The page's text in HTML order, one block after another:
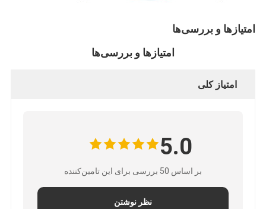
درباره ما
امتیازها و بررسی‌ها
امتیازها و بررسی‌ها
امتیاز کلی
5.0
بر اساس 50 بررسی برای این تامین‌کننده
نظر نوشتن